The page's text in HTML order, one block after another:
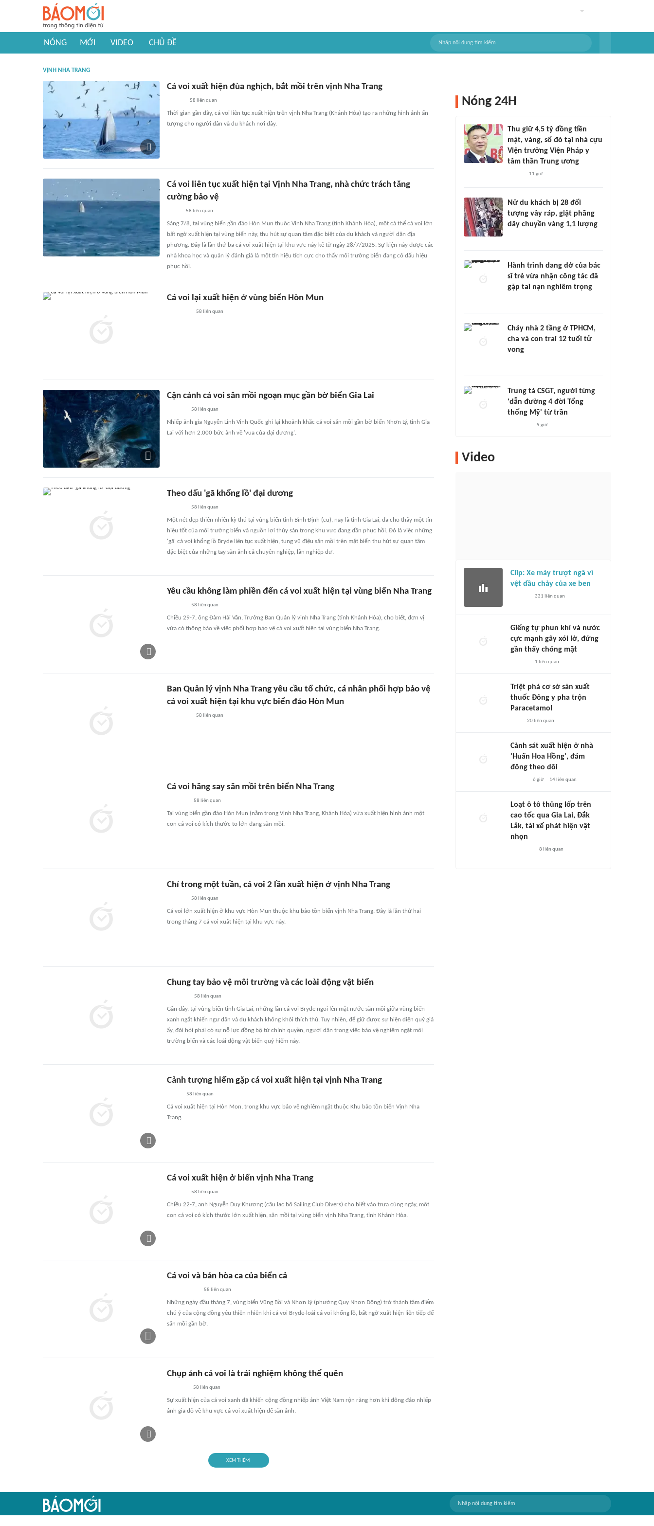
NÓNG MỚI VIDEO CHỦ ĐỀ
VỊNH NHA TRANG
Cá voi xuất hiện đùa nghịch, bắt mồi trên vịnh Nha Trang
58 liên quan
Thời gian gần đây, cá voi liên tục xuất hiện trên vịnh Nha Trang (Khánh Hòa) tạo ra những hình ảnh ấn
tượng cho người dân và du khách nơi đây.
Cá voi liên tục xuất hiện tại Vịnh Nha Trang, nhà chức trách tăng
cường bảo vệ
58 liên quan
Sáng 7/8, tại vùng biển gần đảo Hòn Mun thuộc Vịnh Nha Trang (tỉnh Khánh Hòa), một cá thể cá voi lớn
bất ngờ xuất hiện tại vùng biển này, thu hút sự quan tâm đặc biệt của du khách và người dân địa
phương. Đây là lần thứ ba cá voi xuất hiện tại khu vực này kể từ ngày 28/7/2025. Sự kiện này được các
nhà khoa học và quản lý đánh giá là một tín hiệu tích cực cho thấy môi trường biển đang có dấu hiệu
phục hồi.
Cá voi lại xuất hiện ở vùng biển Hòn Mun
58 liên quan
Cận cảnh cá voi săn mồi ngoạn mục gần bờ biển Gia Lai
58 liên quan
Nhiếp ảnh gia Nguyễn Linh Vinh Quốc ghi lại khoảnh khắc cá voi săn mồi gần bờ biển Nhơn Lý, tỉnh Gia
Lai với hơn 2.000 bức ảnh về 'vua của đại dương'.
Theo dấu 'gã khổng lồ' đại dương
58 liên quan
Một nét đẹp thiên nhiên kỳ thú tại vùng biển tỉnh Bình Định (cũ), nay là tỉnh Gia Lai, đã cho thấy một tín
hiệu tốt của môi trường biển và nguồn lợi thủy sản trong khu vực đang dần phục hồi. Đó là việc những
'gã' cá voi khổng lồ Bryde liên tục xuất hiện, tung vũ điệu săn mồi trên mặt biển thu hút sự quan tâm
đặc biệt của những tay săn ảnh cả chuyên nghiệp, lẫn nghiệp dư.
Yêu cầu không làm phiền đến cá voi xuất hiện tại vùng biển Nha Trang
58 liên quan
Chiều 29-7, ông Đàm Hải Vân, Trưởng Ban Quản lý vịnh Nha Trang (tỉnh Khánh Hòa), cho biết, đơn vị
vừa có thông báo về việc phối hợp bảo vệ cá voi xuất hiện tại vùng biển Nha Trang.
Ban Quản lý vịnh Nha Trang yêu cầu tổ chức, cá nhân phối hợp bảo vệ
cá voi xuất hiện tại khu vực biển đảo Hòn Mun
58 liên quan
Cá voi hăng say săn mồi trên biển Nha Trang
58 liên quan
Tại vùng biển gần đảo Hòn Mun (nằm trong Vịnh Nha Trang, Khánh Hòa) vừa xuất hiện hình ảnh một
con cá voi có kích thước to lớn đang săn mồi.
Chỉ trong một tuần, cá voi 2 lần xuất hiện ở vịnh Nha Trang
58 liên quan
Cá voi lớn xuất hiện ở khu vực Hòn Mun thuộc khu bảo tồn biển vịnh Nha Trang. Đây là lần thứ hai
trong tháng 7 cá voi xuất hiện tại khu vực này.
Chung tay bảo vệ môi trường và các loài động vật biển
58 liên quan
Gần đây, tại vùng biển tỉnh Gia Lai, những lần cá voi Bryde ngoi lên mặt nước săn mồi giữa vùng biển
xanh ngắt khiến ngư dân và du khách không khỏi thích thú. Tuy nhiên, để giữ được sự hiện diện quý giá
ấy, đòi hỏi phải có sự nỗ lực đồng bộ từ chính quyền, người dân trong việc bảo vệ nghiêm ngặt môi
trường biển và các loài động vật biển quý hiếm này.
Cảnh tượng hiếm gặp cá voi xuất hiện tại vịnh Nha Trang
58 liên quan
Cá voi xuất hiện tại Hòn Mon, trong khu vực bảo vệ nghiêm ngặt thuộc Khu bảo tồn biển Vịnh Nha
Trang.
Cá voi xuất hiện ở biển vịnh Nha Trang
58 liên quan
Chiều 22-7, anh Nguyễn Duy Khương (câu lạc bộ Sailing Club Divers) cho biết vào trưa cùng ngày, một
con cá voi có kích thước lớn xuất hiện, săn mồi tại vùng biển vịnh Nha Trang, tỉnh Khánh Hòa.
Cá voi và bản hòa ca của biển cả
58 liên quan
Những ngày đầu tháng 7, vùng biển Vũng Bồi và Nhơn Lý (phường Quy Nhơn Đông) trở thành tâm điểm
chú ý của cộng đồng yêu thiên nhiên khi cá voi Bryde-loài cá voi khổng lồ, bất ngờ xuất hiện liên tiếp để
săn mồi gần bờ.
Chụp ảnh cá voi là trải nghiệm không thể quên
58 liên quan
Sự xuất hiện của cá voi xanh đã khiến cộng đồng nhiếp ảnh Việt Nam rộn ràng hơn khi đông đảo nhiếp
ảnh gia đổ về khu vực cá voi xuất hiện để săn ảnh.
XEM THÊM
Nóng 24H
Thu giữ 4,5 tỷ đồng tiền
mặt, vàng, sổ đỏ tại nhà cựu
Viện trưởng Viện Pháp y
tâm thần Trung ương
11 giờ
Nữ du khách bị 28 đối
tượng vây ráp, giật phăng
dây chuyền vàng 1,1 lượng
Hành trình dang dở của bác
sĩ trẻ vừa nhận công tác đã
gặp tai nạn nghiêm trọng
Cháy nhà 2 tầng ở TPHCM,
cha và con trai 12 tuổi tử
vong
Trung tá CSGT, người từng
'dẫn đường 4 đời Tổng
thống Mỹ' từ trần
9 giờ
Video
Clip: Xe máy trượt ngã vì
vệt dầu chảy của xe ben
331 liên quan
Giếng tự phun khí và nước
cực mạnh gây xói lở, đứng
gần thấy chóng mặt
1 liên quan
Triệt phá cơ sở sản xuất
thuốc Đông y pha trộn
Paracetamol
20liên quan
Cảnh sát xuất hiện ở nhà
'Huấn Hoa Hồng', đám
đông theo dõi
6 giờ 14liên quan
Loạt ô tô thủng lốp trên
cao tốc qua Gia Lai, Đắk
Lắk, tài xế phát hiện vật
nhọn
8 liên quan